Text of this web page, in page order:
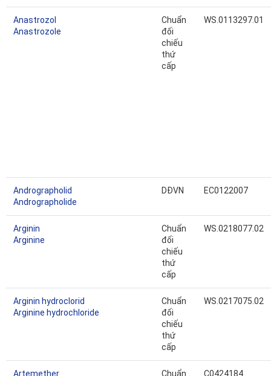
Anastrozol
Anastrozole
Chuẩn
đối
chiếu
thứ
cấp
WS.0113297.01
Andrographolid
Andrographolide
DĐVN EC0122007
Arginin
Arginine
Chuẩn
đối
chiếu
thứ
cấp
WS.0218077.02
Arginin hydroclorid
Arginine hydrochloride
Chuẩn
đối
chiếu
thứ
cấp
WS.0217075.02
Artemether Chuẩn C0424184